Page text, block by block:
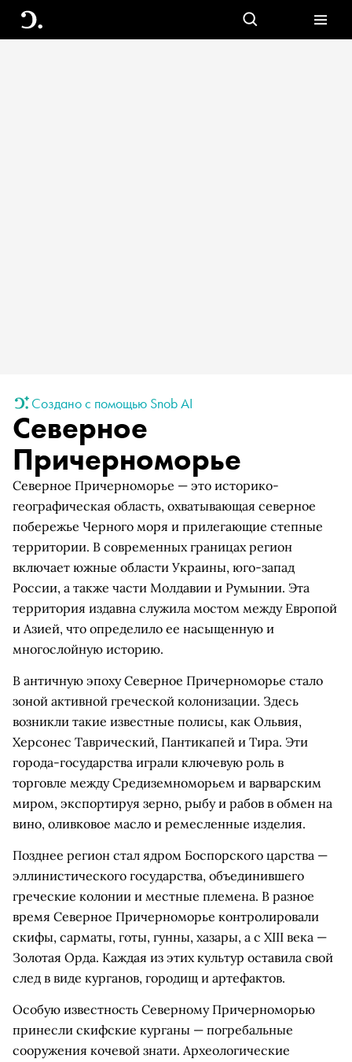
Создано с помощью Snob AI
Северное
Причерноморье
Северное Причерноморье — это историко-
географическая область, охватывающая северное
побережье Черного моря и прилегающие степные
территории. В современных границах регион
включает южные области Украины, юго-запад
России, а также части Молдавии и Румынии. Эта
территория издавна служила мостом между Европой
и Азией, что определило ее насыщенную и
многослойную историю.
В античную эпоху Северное Причерноморье стало
зоной активной греческой колонизации. Здесь
возникли такие известные полисы, как Ольвия,
Херсонес Таврический, Пантикапей и Тира. Эти
города-государства играли ключевую роль в
торговле между Средиземноморьем и варварским
миром, экспортируя зерно, рыбу и рабов в обмен на
вино, оливковое масло и ремесленные изделия.
Позднее регион стал ядром Боспорского царства —
эллинистического государства, объединившего
греческие колонии и местные племена. В разное
время Северное Причерноморье контролировали
скифы, сарматы, готы, гунны, хазары, а с XIII века —
Золотая Орда. Каждая из этих культур оставила свой
след в виде курганов, городищ и артефактов.
Особую известность Северному Причерноморью
принесли скифские курганы — погребальные
сооружения кочевой знати. Археологические